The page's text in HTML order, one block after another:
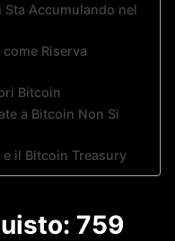
Sta Accumulando nel
Riserva
Bitcoin
a Bitcoin Non Si
e il Bitcoin Treasury
759